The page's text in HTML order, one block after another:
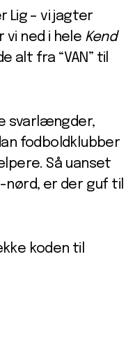
Lig – vi jagter
ned i hele Kend
alt fra “VAN” til
svarlængder,
fodboldklubber
Så uanset
er der guf til
koden til